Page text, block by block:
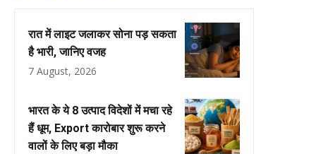
रात में लाइट जलाकर सोना पड़ सकता
है भारी, जानिए वजह
7 August, 2026
भारत के ये 8 उत्पाद विदेशों में मचा रहे
हैं धूम, Export कारोबार शुरू करने
वालों के लिए बड़ा मौका